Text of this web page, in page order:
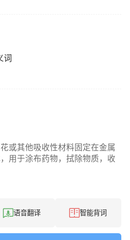
词
或其他吸收性材料固定在金属
用于涂布药物，拭除物质，收
语音翻译 智能背词